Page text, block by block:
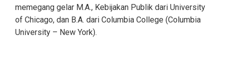
memegang gelar M.A., Kebijakan Publik dari University
of Chicago, dan B.A. dari Columbia College (Columbia
University – New York).